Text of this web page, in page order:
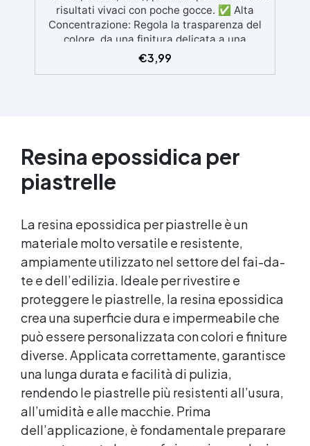
risultati vivaci con poche gocce. ✅ Alta
Concentrazione: Regola la trasparenza del
colore, da una finitura delicata a una
copertura intensa, variando la
concentrazione dal 0,01% al 5%. ✅ Facile da
Formulata per un uso ottimale con resine
epossidiche e acriliche, garantendo una
miscela omogenea. ✅ Non Compatibile con
acriliche, non adatta per resine
poliuretaniche Resin Pro.
€3,99
Resina epossidica per
piastrelle
La resina epossidica per piastrelle è un
materiale molto versatile e resistente,
ampiamente utilizzato nel settore del fai-da-
te e dell’edilizia. Ideale per rivestire e
proteggere le piastrelle, la resina epossidica
crea una superficie dura e impermeabile che
può essere personalizzata con colori e finiture
diverse. Applicata correttamente, garantisce
una lunga durata e facilità di pulizia,
rendendo le piastrelle più resistenti all’usura,
all’umidità e alle macchie. Prima
dell’applicazione, è fondamentale preparare